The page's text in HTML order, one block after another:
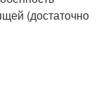
(достаточно